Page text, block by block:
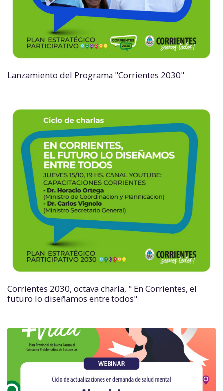
Lanzamiento del Programa "Corrientes 2030"
Corrientes 2030, octava charla, " En Corrientes, el
futuro lo diseñamos entre todos"